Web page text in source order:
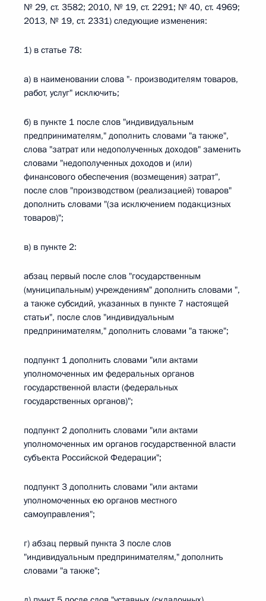
№ 29, ст. 3582; 2010, № 19, ст. 2291; № 40, ст. 4969;
2013, № 19, ст. 2331) следующие изменения:
1) в статье 78:
а) в наименовании слова "- производителям товаров,
работ, услуг" исключить;
б) в пункте 1 после слов "индивидуальным
предпринимателям," дополнить словами "а также",
слова "затрат или недополученных доходов" заменить
словами "недополученных доходов и (или)
финансового обеспечения (возмещения) затрат",
после слов "производством (реализацией) товаров"
дополнить словами "(за исключением подакцизных
товаров)";
в) в пункте 2:
абзац первый после слов "государственным
(муниципальным) учреждениям" дополнить словами ",
а также субсидий, указанных в пункте 7 настоящей
статьи", после слов "индивидуальным
предпринимателям," дополнить словами "а также";
подпункт 1 дополнить словами "или актами
уполномоченных им федеральных органов
государственной власти (федеральных
государственных органов)";
подпункт 2 дополнить словами "или актами
уполномоченных им органов государственной власти
субъекта Российской Федерации";
подпункт 3 дополнить словами "или актами
уполномоченных ею органов местного
самоуправления";
г) абзац первый пункта 3 после слов
"индивидуальным предпринимателям," дополнить
словами "а также";